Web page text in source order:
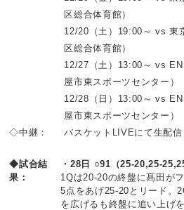
区総合体育館）
12/20（土）19:00～ vs 東
区総合体育館）
12/27（土）13:00～ vs
屋市東スポーツセンター）
12/28（日）13:00～ vs
屋市東スポーツセンター）
◇中継：
バスケットLIVEにて生配信
◆試合結
果：
・28日 ○91（25-20,25-
1Qは20-20の終盤に髙田が
5点をあげ25-20とリード。
を広げるも終盤に追い上げ